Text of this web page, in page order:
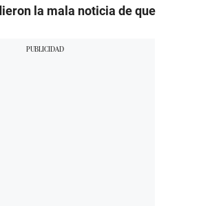
la mala noticia de que